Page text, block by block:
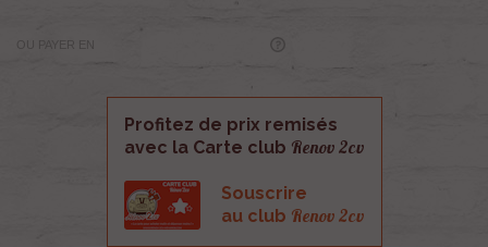
OU PAYER EN
Profitez de prix remisés
avec la Carte club Renov 2cv
Souscrire
au club Renov 2cv